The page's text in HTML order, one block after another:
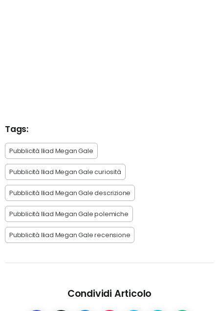
Tags:
Pubblicità Iliad Megan Gale
Pubblicità Iliad Megan Gale curiosità
Pubblicità Iliad Megan Gale descrizione
Pubblicità Iliad Megan Gale polemiche
Pubblicità Iliad Megan Gale recensione
Condividi Articolo